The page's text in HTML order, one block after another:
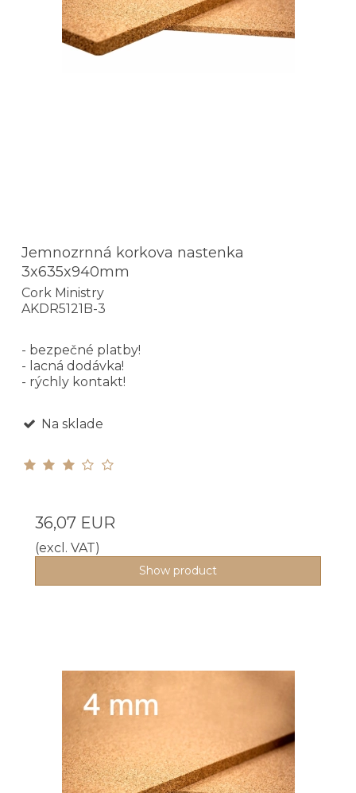
Jemnozrnná korkova nastenka
3x635x940mm
Cork Ministry
AKDR5121B-3
- bezpečné platby!
- lacná dodávka!
- rýchly kontakt!
Na sklade
36,07 EUR
(excl. VAT)
Show product